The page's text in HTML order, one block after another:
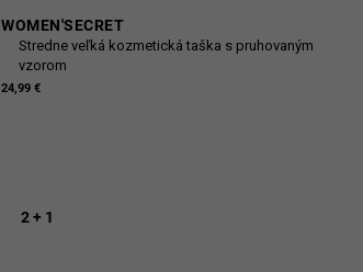
WOMEN'SECRET
Stredne veľká kozmetická taška s pruhovaným
vzorom
24,99 €
2 + 1